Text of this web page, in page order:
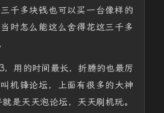
千多块钱也可以买一台像样的
时怎么能这么舍得花这三千多
，用的时间最长，折腾的也最厉
机锋论坛，上面有很多的大神
是天天泡论坛，天天刷机玩。